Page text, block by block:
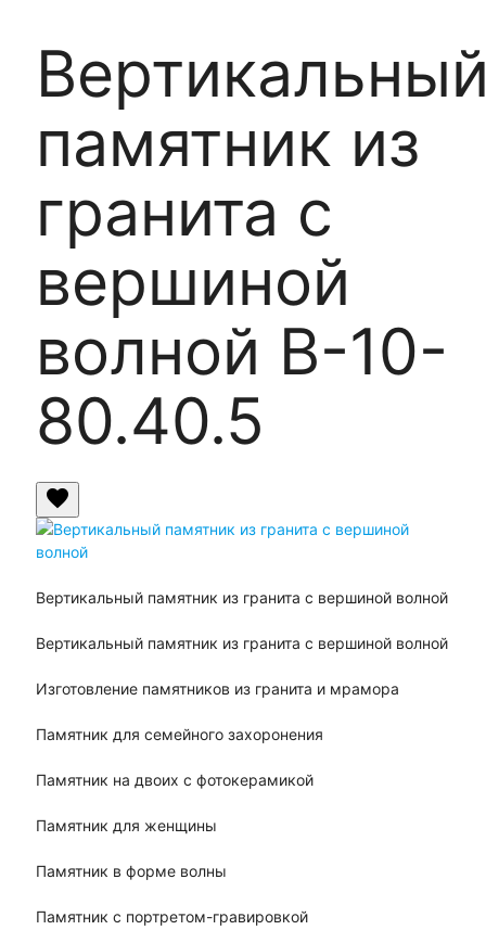
памятник из
гранита с
вершиной
волной В-10-
80.40.5
favorite
Вертикальный памятник из гранита с вершиной волной
Вертикальный памятник из гранита с вершиной волной
Изготовление памятников из гранита и мрамора
Памятник для семейного захоронения
Памятник на двоих с фотокерамикой
Памятник для женщины
Памятник в форме волны
Памятник с портретом-гравировкой